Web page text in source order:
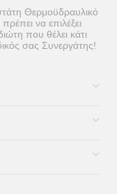
Θερμοϋδραυλικό
να επιλέξει
που θέλει κάτι
σας Συνεργάτης!